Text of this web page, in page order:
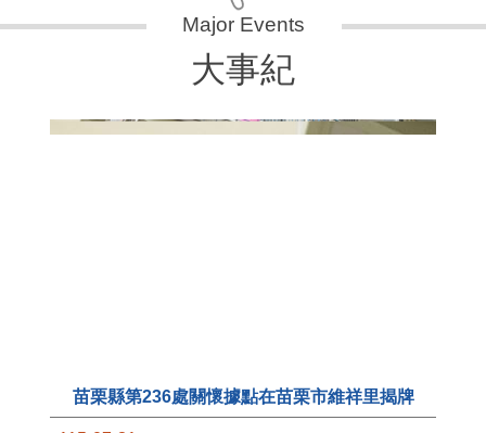
大事紀
苗栗縣第236處關懷據點在苗栗市維祥里揭牌